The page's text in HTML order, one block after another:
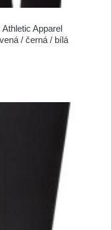
Apparel
/ černá / bílá